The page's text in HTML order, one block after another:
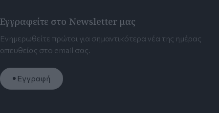
Εγγραφείτε στο Newsletter μας
Ενημερωθείτε πρώτοι για σημαντικότερα νέα της ημέρας
απευθείας στο email σας.
Εγγραφή